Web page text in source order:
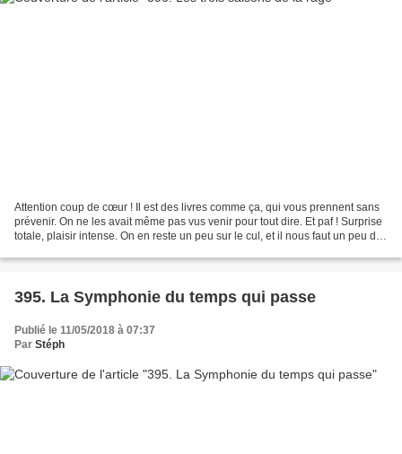
Attention coup de cœur ! Il est des livres comme ça, qui vous prennent sans
prévenir. On ne les avait même pas vus venir pour tout dire. Et paf ! Surprise
totale, plaisir intense. On en reste un peu sur le cul, et il nous faut un peu de
395. La Symphonie du temps qui passe
Publié le 11/05/2018 à 07:37
Par Stéph